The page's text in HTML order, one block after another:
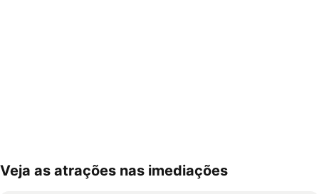
Ampliar mapa
Veja as atrações nas imediações